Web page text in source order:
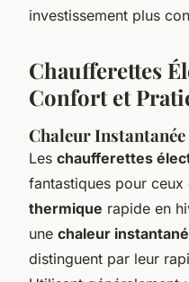
investissement plus
Chaufferettes
Confort et
Chaleur
Les chaufferettes
fantastiques pour ceux
thermique rapide en
une chaleur
distinguent par leur